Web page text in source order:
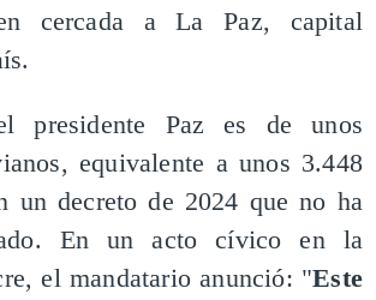
cercada a La Paz, capital
presidente Paz es de unos
equivalente a unos 3.448
un decreto de 2024 que no ha
En un acto cívico en la
el mandatario anunció: "Este